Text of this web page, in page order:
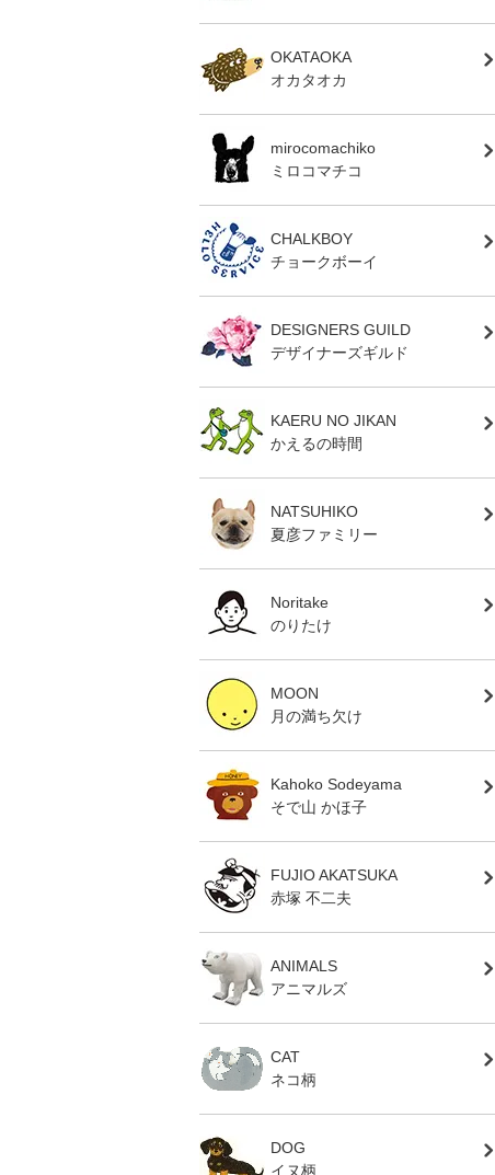
OKATAOKA
オカタオカ
mirocomachiko
ミロコマチコ
CHALKBOY
チョークボーイ
DESIGNERS GUILD
デザイナーズギルド
KAERU NO JIKAN
かえるの時間
NATSUHIKO
夏彦ファミリー
Noritake
のりたけ
MOON
月の満ち欠け
Kahoko Sodeyama
そで山 かほ子
FUJIO AKATSUKA
赤塚 不二夫
ANIMALS
アニマルズ
CAT
ネコ柄
DOG
イヌ柄